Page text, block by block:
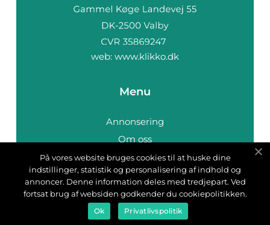
web: www.klikko.dk
Menu
Annonsering
Om oss
Cookies
Kontakta oss
Sitemap
På vores website bruges cookies til at huske dine
indstillinger, statistik og personalisering af indhold og
annoncer. Denne information deles med tredjepart. Ved
fortsat brug af websiden godkender du cookiepolitikken.
Ok Privatlivspolitik